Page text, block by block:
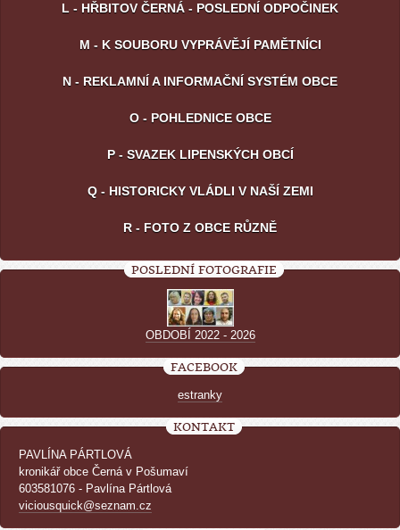
L - HŘBITOV ČERNÁ - POSLEDNÍ ODPOČINEK
M - K SOUBORU VYPRÁVĚJÍ PAMĚTNÍCI
N - REKLAMNÍ A INFORMAČNÍ SYSTÉM OBCE
O - POHLEDNICE OBCE
P - SVAZEK LIPENSKÝCH OBCÍ
Q - HISTORICKY VLÁDLI V NAŠÍ ZEMI
R - FOTO Z OBCE RŮZNĚ
POSLEDNÍ FOTOGRAFIE
OBDOBÍ 2022 - 2026
FACEBOOK
estranky
KONTAKT
PAVLÍNA PÁRTLOVÁ
kronikář obce Černá v Pošumaví
603581076 - Pavlína Pártlová
viciousquick@seznam.cz